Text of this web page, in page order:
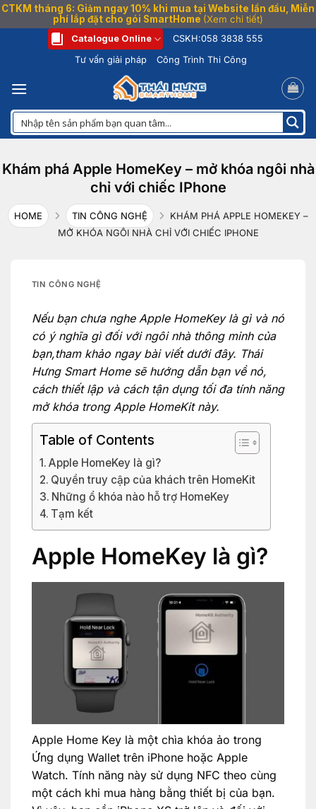
CTKM tháng 6: Giảm ngay 10% khi mua tại Website lần đầu, Miễn
phí lắp đặt cho gói SmartHome (Xem chi tiết)
dung
Catalogue Online CSKH:058 3838 555
Tư vấn giải pháp
Công Trình Thi Công
Khám phá Apple HomeKey – mở khóa ngôi nhà
chỉ với chiếc IPhone
HOME TIN CÔNG NGHỆ
KHÁM PHÁ APPLE HOMEKEY –
MỞ KHÓA NGÔI NHÀ CHỈ VỚI CHIẾC IPHONE
TIN CÔNG NGHỆ
Nếu bạn chưa nghe Apple HomeKey là gì và nó
có ý nghĩa gì đối với ngôi nhà thông minh của
bạn,tham khảo ngay bài viết dưới đây. Thái
Hưng Smart Home sẽ hướng dẫn bạn về nó,
cách thiết lập và cách tận dụng tối đa tính năng
mở khóa trong Apple HomeKit này.
Table of Contents
Apple HomeKey là gì?
Quyền truy cập của khách trên HomeKit
Những ổ khóa nào hỗ trợ HomeKey
Tạm kết
Apple HomeKey là gì?
Apple Home Key là một chìa khóa ảo trong
Ứng dụng Wallet trên iPhone hoặc Apple
Watch. Tính năng này sử dụng NFC theo cùng
một cách khi mua hàng bằng thiết bị của bạn.